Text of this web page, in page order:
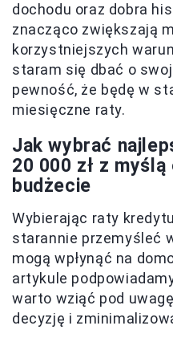
dochodu oraz dobra
znacząco zwiększają
korzystniejszych
staram się dbać o
pewność, że będę w
miesięczne raty.
Jak wybrać
20 000 zł z
budżecie
Wybierając raty
starannie przemyśleć
mogą wpłynąć na
artykule
warto wziąć pod
decyzję i